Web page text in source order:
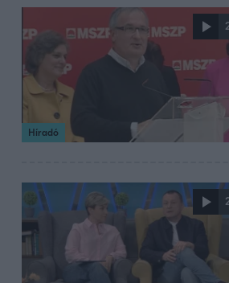
Híradó